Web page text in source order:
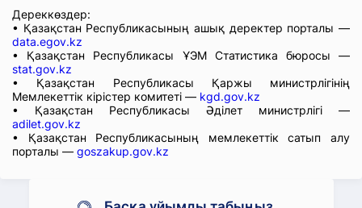
Дереккөздер:
• Қазақстан Республикасының ашық деректер порталы —
data.egov.kz
• Қазақстан Республикасы ҰЭМ Статистика бюросы —
stat.gov.kz
• Қазақстан Республикасы Қаржы министрлігінің
Мемлекеттік кірістер комитеті — kgd.gov.kz
• Қазақстан Республикасы Әділет министрлігі —
adilet.gov.kz
• Қазақстан Республикасының мемлекеттік сатып алу
порталы — goszakup.gov.kz